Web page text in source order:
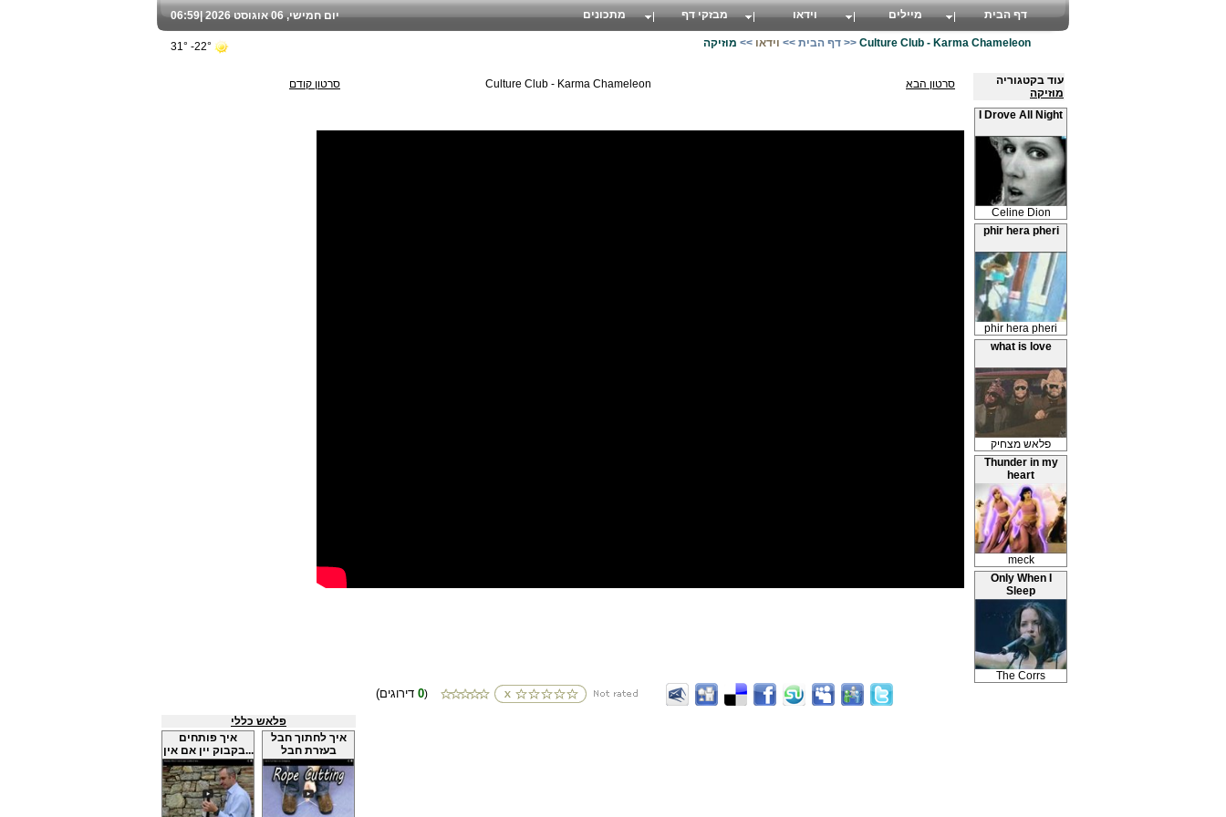
סרטון קודם Culture Club - Karma Chameleon סרטון הבא
0)
עוד בקטגוריה
מוזיקה
I Drove All Night
Celine Dion
phir hera pheri
phir hera pheri
what is love
פלאש מצחיק
Thunder in my
heart
meck
Only When I
Sleep
The Corrs
פלאש כללי
איך פותחים
בקבוק יין אם אין...
איך לחתוך חבל
בעזרת חבל
06:59 יום חמישי, 06 אוגוסט 2026 | דף הבית מיילים וידאו מבזקי דף מתכונים
22°- 31° דף הבית >> וידאו >> מוזיקה >> Culture Club - Karma Chameleon